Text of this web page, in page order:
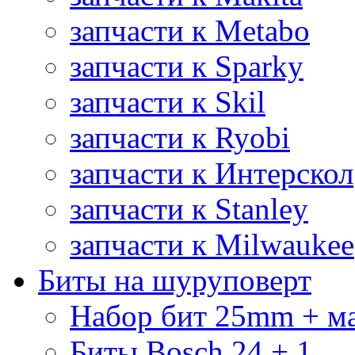
запчасти к Metabo
запчасти к Sparky
запчасти к Skil
запчасти к Ryobi
запчасти к Интерскол
запчасти к Stanley
запчасти к Milwaukee
Биты на шуруповерт
Набор бит 25mm +